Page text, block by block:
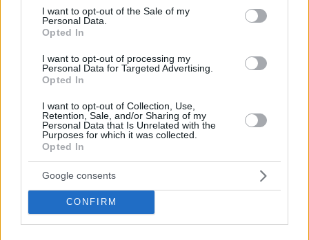
consent section.
I want to opt-out of the Sale of my
Personal Data.
Opted In
I want to opt-out of processing my
Personal Data for Targeted Advertising.
Opted In
I want to opt-out of Collection, Use,
Retention, Sale, and/or Sharing of my
Personal Data that Is Unrelated with the
Purposes for which it was collected.
Opted In
Google consents
CONFIRM
Προηγούμενη
Ναυτεμπορική
Ηχώ
Τα σχόλια έχουν απενεργοποιηθεί για